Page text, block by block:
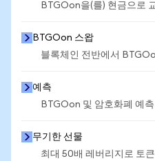
BTGOon을(를) 현금으로
BTGOon 스왑
블록체인 전반에서
예측
BTGOon 및 암호화폐 예
무기한 선물
최대 50배 레버리지로 토